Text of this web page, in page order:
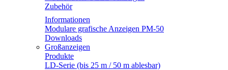
Zubehör
Informationen
Modulare grafische Anzeigen PM-50
Downloads
Großanzeigen
Produkte
LD-Serie (bis 25 m / 50 m ablesbar)